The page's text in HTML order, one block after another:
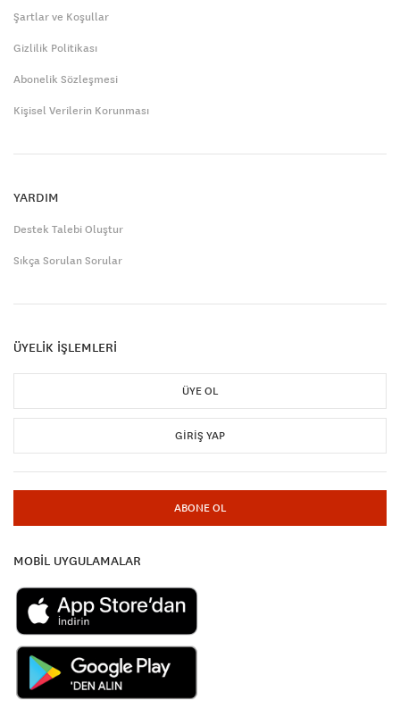
Şartlar ve Koşullar
Gizlilik Politikası
Abonelik Sözleşmesi
Kişisel Verilerin Korunması
YARDIM
Destek Talebi Oluştur
Sıkça Sorulan Sorular
ÜYELİK İŞLEMLERİ
ÜYE OL
GIRIŞ YAP
ABONE OL
MOBİL UYGULAMALAR